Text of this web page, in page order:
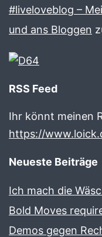
#liveloveblog –
und ans Bloggen
RSS Feed
Ihr könnt meinen
https://
Neueste Beiträge
Ich mach die
Bold Moves
Demos gegen